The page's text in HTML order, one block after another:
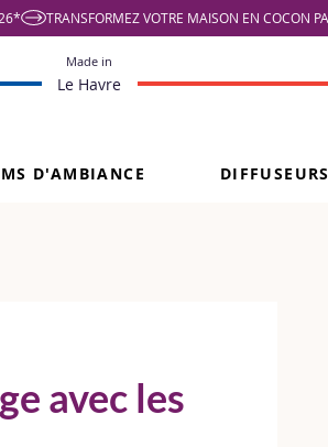
Made in
Le Havre
D'AMBIANCE DIFFUSEURS
avec les